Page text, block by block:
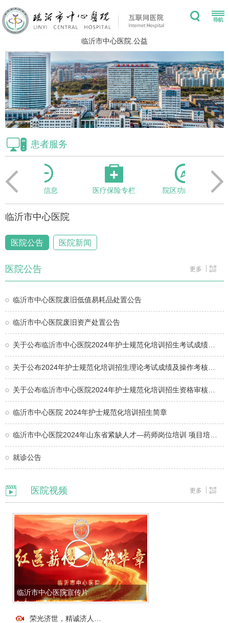
临沂市中心医院.公益
患者服务
停诊信息 医疗保险专栏 院区功能分布 门诊
临沂市中心医院
医院公告 医院新闻
更多
医院公告
临沂市中心医院废旧低值易耗品处置公告
临沂市中心医院废旧资产处置公告
关于公布临沂市中心医院2024年护士规范化培训招生考试成绩…
关于公布2024年护士规范化培训招生理论考试成绩及操作考核…
关于公布临沂市中心医院2024年护士规范化培训招生资格审核…
临沂市中心医院 2024年护士规范化培训招生简章
临沂市中心医院2024年山东省紧缺人才—药师岗位培训 项目培…
就诊公告
更多
医院视频
临沂市中心医院宣传片
荣光济世，精诚济人…